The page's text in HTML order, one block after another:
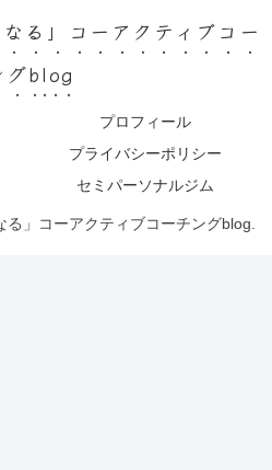
る」コーアクティブコー
グblog
プロフィール
プライバシーポリシー
セミパーソナルジム
」コーアクティブコーチングblog.